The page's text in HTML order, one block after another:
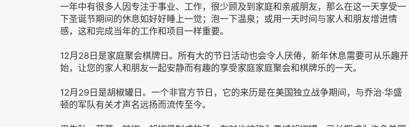
一年中有很多人因专注于事业、工作，很少顾及到家庭和亲戚朋友，那么在这一天享受一
下圣诞节期间的休息如好好睡上一觉；泡一下温泉；或用一天时间与家人和朋友增进情
感，这和完成当年的工作和项目一样重要。
12月28日是家庭聚会棋牌日。所有大的节日活动也会令人厌倦，新年休息需要可从乐趣开
始，让您的家人和朋友一起安静而有趣的享受家庭家庭聚会和棋牌乐的一天。
12月29日是胡椒罐日。一个非官方节日，它的来历是在美国独立战争期间，与乔治·华盛
顿的军队有关才声名远扬而流传至今。